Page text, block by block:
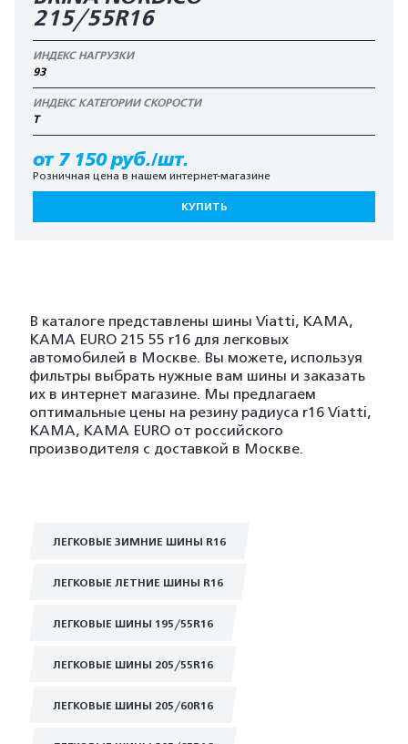
215/55R16
ИНДЕКС НАГРУЗКИ
93
ИНДЕКС КАТЕГОРИИ СКОРОСТИ
T
от 7 150 руб./шт.
Розничная цена в нашем интернет-магазине
КУПИТЬ
В каталоге представлены шины Viatti, KAMA,
KAMA EURO 215 55 r16 для легковых
автомобилей в Москве. Вы можете, используя
фильтры выбрать нужные вам шины и заказать
их в интернет магазине. Мы предлагаем
оптимальные цены на резину радиуса r16 Viatti,
KAMA, KAMA EURO от российского
производителя с доставкой в Москве.
ЛЕГКОВЫЕ ЗИМНИЕ ШИНЫ R16
ЛЕГКОВЫЕ ЛЕТНИЕ ШИНЫ R16
ЛЕГКОВЫЕ ШИНЫ 195/55R16
ЛЕГКОВЫЕ ШИНЫ 205/55R16
ЛЕГКОВЫЕ ШИНЫ 205/60R16